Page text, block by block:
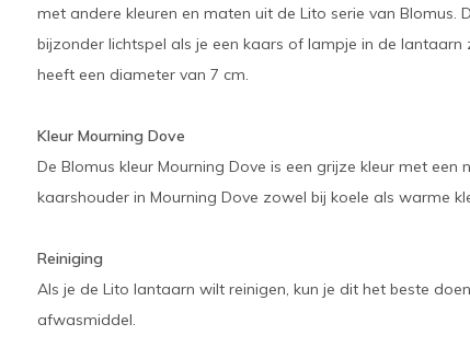
met andere kleuren en maten uit de Lito serie van Blomus.
bijzonder lichtspel als je een kaars of lampje in de
heeft een diameter van 7 cm.
Kleur Mourning Dove
De Blomus kleur Mourning Dove is een grijze kleur met
kaarshouder in Mourning Dove zowel bij koele als warme
Reiniging
Als je de Lito lantaarn wilt reinigen, kun je dit het beste
afwasmiddel.